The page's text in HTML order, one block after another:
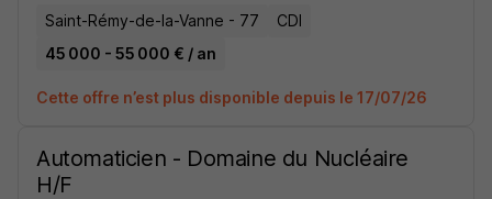
Saint-Rémy-de-la-Vanne - 77
CDI
45 000 - 55 000 € / an
Cette offre n’est plus disponible depuis le 17/07/26
Automaticien - Domaine du Nucléaire
H/F